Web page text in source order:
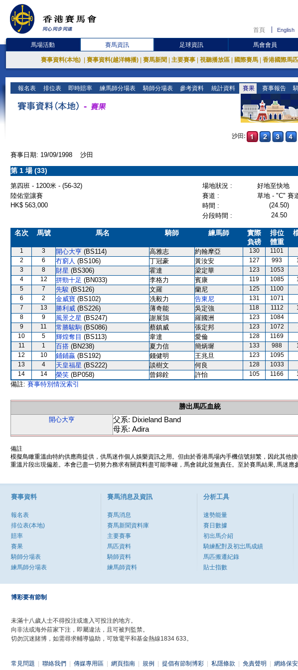
首頁 English
馬場活動 賽馬資訊 足球資訊 馬會會員
賽事資料(本地) 賽事資料(越洋轉播) 賽馬新聞 主要賽事 視聽播放區 國際賽馬 香港國際馬
報名表 排位表 即時賠率 練馬師分場表 騎師分場表 參考資料 統計資料 賽果 賽事報告
沙田:
賽事日期: 19/09/1998 沙田
第 1 場 (33)
第四班 - 1200米 - (56-32) 場地狀況 :
好地至快地
陸佑堂讓賽
賽道 :
草地 - "C" 賽
HK$ 563,000
時間 : (24.50)
分段時間 :
24.50
名次 馬號 馬名 騎師 練馬師
實際
負磅
排位
體重
1 3 開心大亨 (BS114) 高雅志 約翰摩亞 130 1101
2
6 冇窮人 (BS106) 丁冠豪 黃汝安 127 993
3
8 財星 (BS306) 霍達 梁定華 123 1053
4
12 拼勁十足 (BN033) 李格力 賓康 119 1085
5
7 先駿 (BS126) 文羅 蘭尼 125 1100
6
2 金威寶 (BS102) 冼毅力 告東尼 131 1071
7
13 勝利威 (BS226) 薄奇能 吳定強 118 1112
8
9 風景之星 (BS247) 謝展鵠 羅國洲 123 1084
9
11 常勝駿駒 (BS086) 蔡鎮威 張定邦 123 1072
10
5 輝煌奪目 (BS113) 韋達 愛倫 128 1169
11
1 百搭 (BN238) 夏力信 簡炳墀 133 988
12
10 鋪鋪贏 (BS192) 錢健明 王兆旦 123 1095
13
4 天皇福星 (BS222) 談樹文 何良 128 1033
14
14 榮笑 (BP058) 曾錦銓 許怡 105 1166
備註: 賽事特別情況索引
勝出馬匹血統
開心大亨
父系: Dixieland Band
母系: Adira
備註
模擬鳥瞰重溫由特約供應商提供，供馬迷作個人娛樂資訊之用。但由於香港馬場內手機信號頻繁，因此其他
重溫片段出現偏差。本會已盡一切努力務求有關資料盡可能準確，馬會就此並無責任。至於賽馬結果, 馬迷應
賽事資料
報名表
排位表(本地)
賠率
賽果
騎師分場表
練馬師分場表
賽馬消息及資訊
賽馬消息
賽馬新聞資料庫
主要賽事
馬匹資料
騎師資料
練馬師資料
分析工具
速勢能量
賽日數據
初出馬介紹
騎練配對及初岀馬成績
馬匹搬遷紀錄
貼士指數
博彩要有節制
未滿十八歲人士不得投注或進入可投注的地方。
向非法或海外莊家下注，即屬違法，且可被判監禁。
切勿沉迷賭博，如需尋求輔導協助，可致電平和基金熱線1834 633。
常見問題 聯絡我們 傳媒專用區 網頁指南 規例 提倡有節制博彩 私隱條款 免責聲明 網絡保安